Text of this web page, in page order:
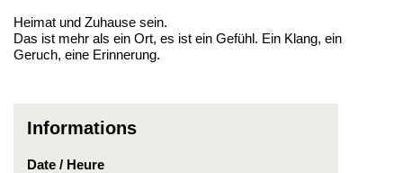
Heimat und Zuhause sein.
Das ist mehr als ein Ort, es ist ein Gefühl. Ein Klang, ein
Geruch, eine Erinnerung.
Informations
Date / Heure